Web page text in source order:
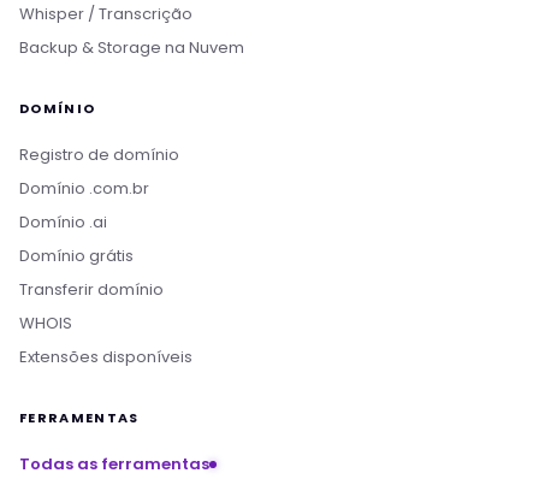
Whisper / Transcrição
Backup & Storage na Nuvem
DOMÍNIO
Registro de domínio
Domínio .com.br
Domínio .ai
Domínio grátis
Transferir domínio
WHOIS
Extensões disponíveis
FERRAMENTAS
Todas as ferramentas